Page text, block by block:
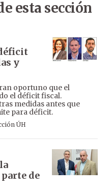
esta sección
y
oportuno que el
el déficit fiscal.
medidas antes que
para déficit.
ÚH
de